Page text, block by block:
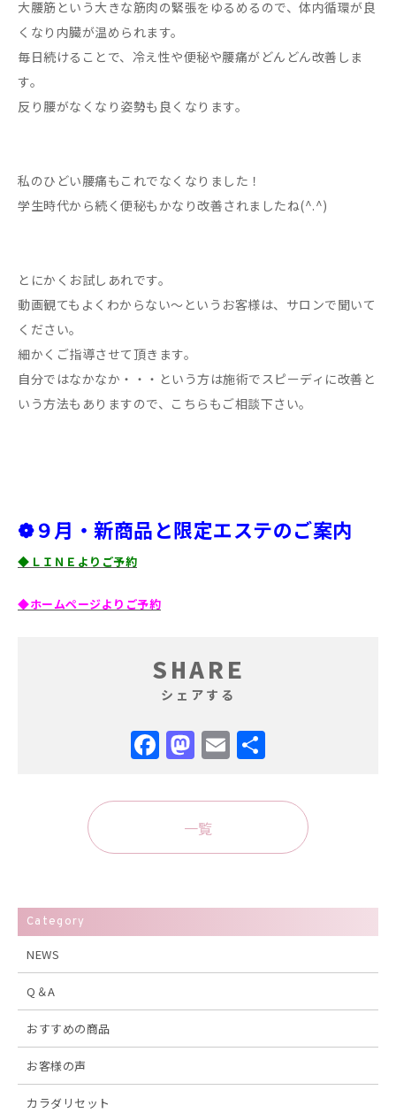
大腰筋という大きな筋肉の緊張をゆるめるので、体内循環が良
くなり内臓が温められます。
毎日続けることで、冷え性や便秘や腰痛がどんどん改善しま
す。
反り腰がなくなり姿勢も良くなります。
私のひどい腰痛もこれでなくなりました！
学生時代から続く便秘もかなり改善されましたね(^.^)
とにかくお試しあれです。
動画観てもよくわからない～というお客様は、サロンで聞いて
ください。
細かくご指導させて頂きます。
自分ではなかなか・・・という方は施術でスピーディに改善と
いう方法もありますので、こちらもご相談下さい。
❁９月・新商品と限定エステのご案内
◆ＬＩＮＥよりご予約
◆ホームページよりご予約
SHARE
シェアする
Facebook
Mastodon
Email
一覧
Category
NEWS
Q＆A
おすすめの商品
お客様の声
カラダリセット